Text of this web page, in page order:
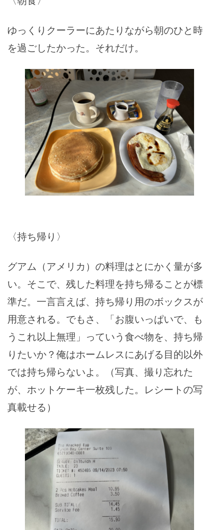
ゆっくりクーラーにあたりながら朝のひと時
を過ごしたかった。それだけ。
〈持ち帰り〉
グアム（アメリカ）の料理はとにかく量が多
い。そこで、残した料理を持ち帰ることが標
準だ。一言言えば、持ち帰り用のボックスが
用意される。でもさ、「お腹いっぱいで、も
うこれ以上無理」っていう食べ物を、持ち帰
りたいか？俺はホームレスにあげる目的以外
では持ち帰らないよ。（写真、撮り忘れた
が、ホットケーキ一枚残した。レシートの写
真載せる）